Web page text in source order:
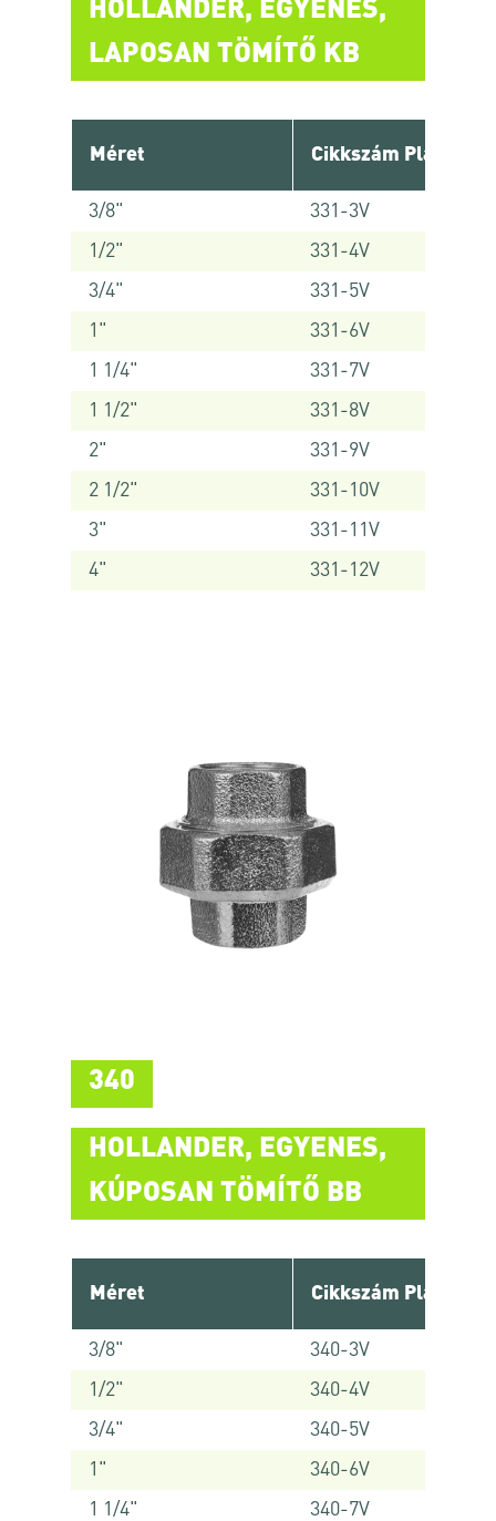
HOLLANDER, EGYENES,
LAPOSAN TÖMÍTŐ KB
Méret Cikkszám Platinum
3/8"
331-3V
1/2"
331-4V
3/4"
331-5V
1"
331-6V
1 1/4"
331-7V
1 1/2"
331-8V
2"
331-9V
2 1/2"
331-10V
3"
331-11V
4"
331-12V
340
HOLLANDER, EGYENES,
KÚPOSAN TÖMÍTŐ BB
Méret Cikkszám Platinum
3/8"
340-3V
1/2"
340-4V
3/4"
340-5V
1"
340-6V
1 1/4"
340-7V